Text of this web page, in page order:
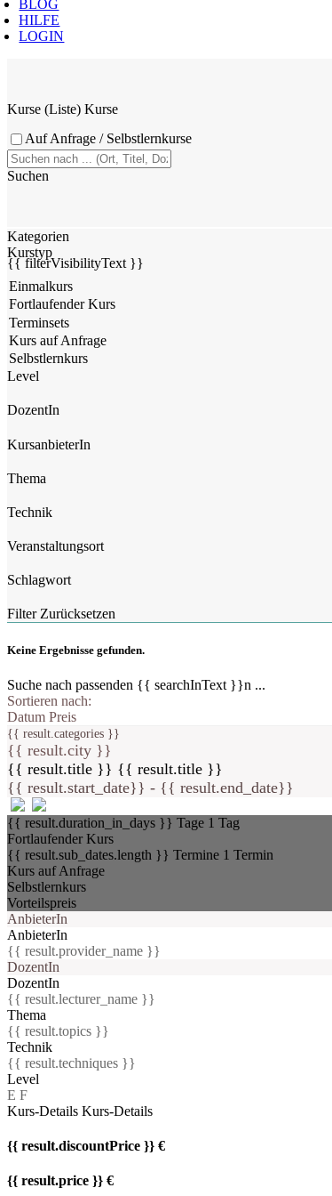
BLOG
HILFE
LOGIN
Kurse (Liste) Kurse
Auf Anfrage / Selbstlernkurse
Suchen
{{ filterVisibilityText }}
Kategorien
Kurstyp
Level
DozentIn
KursanbieterIn
Thema
Technik
Veranstaltungsort
Schlagwort
Filter Zurücksetzen
Keine Ergebnisse gefunden.
Suche nach passenden {{ searchInText }}n ...
Sortieren nach:
Datum Preis
{{ result.categories }}
{{ result.city }}
{{ result.title }} {{ result.title }}
{{ result.start_date}} - {{ result.end_date}}
{{ result.duration_in_days }} Tage 1 Tag
Fortlaufender Kurs
{{ result.sub_dates.length }} Termine 1 Termin
Kurs auf Anfrage
Selbstlernkurs
Vorteilspreis
AnbieterIn
AnbieterIn
{{ result.provider_name }}
DozentIn
DozentIn
{{ result.lecturer_name }}
Thema
{{ result.topics }}
Technik
{{ result.techniques }}
Level
E F
Kurs-Details Kurs-Details
{{ result.discountPrice }} €
{{ result.price }} €